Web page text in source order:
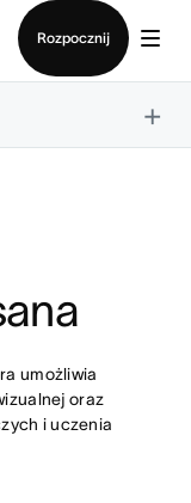
Rozpocznij
×
umożliwia
oraz
i uczenia